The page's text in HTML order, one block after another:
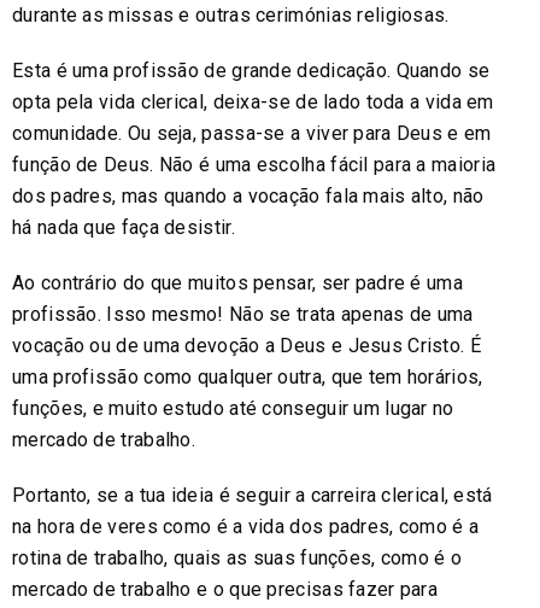
durante as missas e outras cerimónias religiosas.
Esta é uma profissão de grande dedicação. Quando se
opta pela vida clerical, deixa-se de lado toda a vida em
comunidade. Ou seja, passa-se a viver para Deus e em
função de Deus. Não é uma escolha fácil para a maioria
dos padres, mas quando a vocação fala mais alto, não
há nada que faça desistir.
Ao contrário do que muitos pensar, ser padre é uma
profissão. Isso mesmo! Não se trata apenas de uma
vocação ou de uma devoção a Deus e Jesus Cristo. É
uma profissão como qualquer outra, que tem horários,
funções, e muito estudo até conseguir um lugar no
mercado de trabalho.
Portanto, se a tua ideia é seguir a carreira clerical, está
na hora de veres como é a vida dos padres, como é a
rotina de trabalho, quais as suas funções, como é o
mercado de trabalho e o que precisas fazer para